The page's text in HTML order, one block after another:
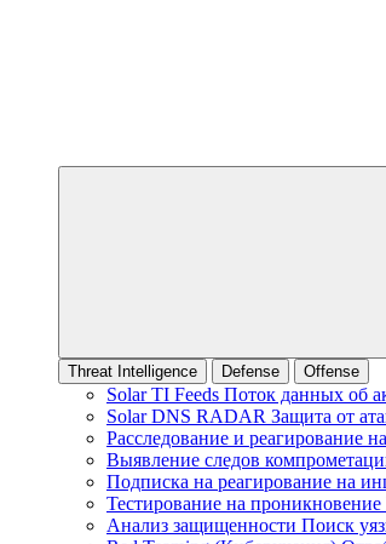
Threat Intelligence Defense Offense
Solar TI Feeds Поток данных об
Solar DNS RADAR Защита от
Расследование и реагирование
Выявление следов
Подписка на реагирование на
Тестирование на проникновение
Анализ защищенности Поиск